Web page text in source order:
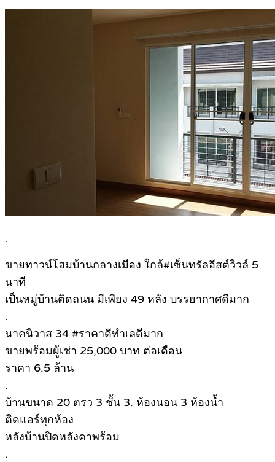
.
ขายทาวน์โฮมบ้านกลางเมือง ใกล้#เซ็นทรัลอีสต์วิวล์ 5
นาที
เป็นหมู่บ้านติดถนน มีเพียง 49 หลัง บรรยากาศดีมาก
.
นาคนิวาส 34 #ราคาดีทำเลดีมาก
ขายพร้อมผู้เช่า 25,000 บาท ต่อเดือน
ราคา 6.5 ล้าน
.
บ้านขนาด 20 ตรว 3 ชั้น 3. ห้องนอน 3 ห้องน้ำ
ติดแอร์ทุกห้อง
หลังบ้านปิดหลังคาพร้อม
.